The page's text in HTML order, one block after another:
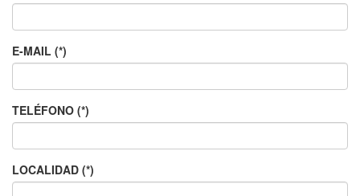
E-MAIL (*)
TELÉFONO (*)
LOCALIDAD (*)